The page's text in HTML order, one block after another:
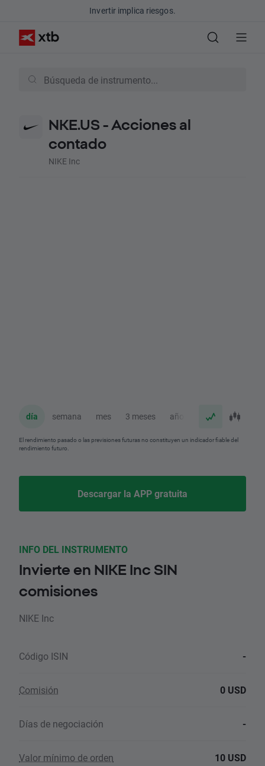
Invertir implica riesgos.
NKE.US - Acciones al
contado
NIKE Inc
día semana mes 3 meses año
El rendimiento pasado o las previsiones futuras no constituyen un indicador fiable del
rendimiento futuro.
Descargar la APP gratuita
INFO DEL INSTRUMENTO
Invierte en NIKE Inc SIN
comisiones
NIKE Inc
Código ISIN -
Comisión 0 USD
Días de negociación -
Valor mínimo de orden 10 USD